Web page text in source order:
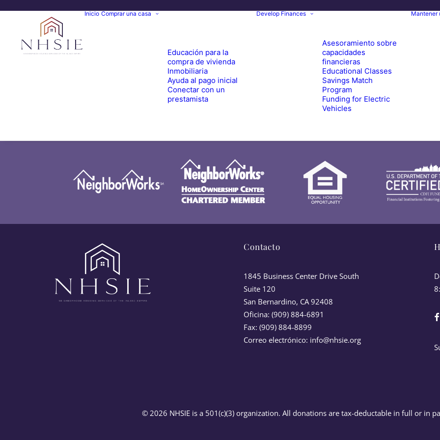
Inicio Comprar una casa
Educación para la
compra de vivienda
Inmobiliaria
Ayuda al pago inicial
Conectar con un
prestamista
Develop Finances
Asesoramiento sobre
capacidades
financieras
Educational Classes
Savings Match
Program
Funding for Electric
Vehicles
Mantener
Contacto
1845 Business Center Drive South
Suite 120
San Bernardino, CA 92408
Oficina: (909) 884-6891
Fax: (909) 884-8899
Correo electrónico: info@nhsie.org
© 2026 NHSIE is a 501(c)(3) organization. All donations are tax-deductable in full or in